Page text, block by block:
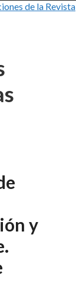
de la Revista
y